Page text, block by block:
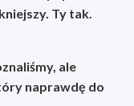
Ty tak.
ale
naprawdę do